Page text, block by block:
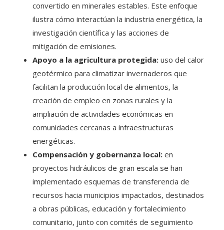
convertido en minerales estables. Este enfoque
ilustra cómo interactúan la industria energética, la
investigación científica y las acciones de
mitigación de emisiones.
Apoyo a la agricultura protegida: uso del calor
geotérmico para climatizar invernaderos que
facilitan la producción local de alimentos, la
creación de empleo en zonas rurales y la
ampliación de actividades económicas en
comunidades cercanas a infraestructuras
energéticas.
Compensación y gobernanza local: en
proyectos hidráulicos de gran escala se han
implementado esquemas de transferencia de
recursos hacia municipios impactados, destinados
a obras públicas, educación y fortalecimiento
comunitario, junto con comités de seguimiento